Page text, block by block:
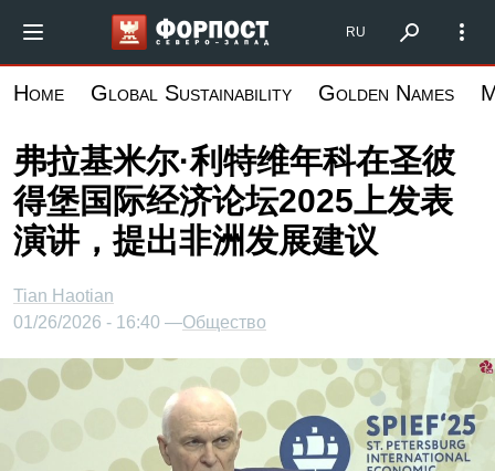
到
要
内
容
Форпост Северо-Запад
RU
Home Global Sustainability Golden Names
弗拉基米尔·利特维年科在圣彼
得堡国际经济论坛2025上发表
演讲，提出非洲发展建议
Tian Haotian
01/26/2026 - 16:40 —Общество